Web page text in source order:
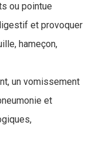
ou pointue
et provoquer
hameçon,
un vomissement
et